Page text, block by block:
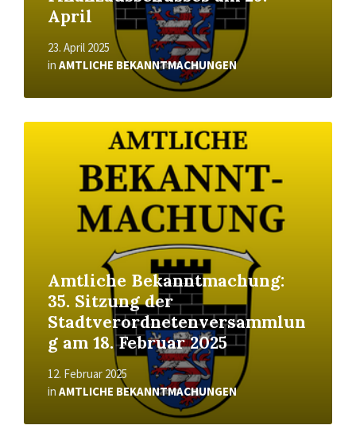
April
23. April 2025
in AMTLICHE BEKANNTMACHUNGEN
Amtliche Bekanntmachung:
35. Sitzung der
Stadtverordnetenversammlun
g am 18. Februar 2025
12. Februar 2025
in AMTLICHE BEKANNTMACHUNGEN
Read